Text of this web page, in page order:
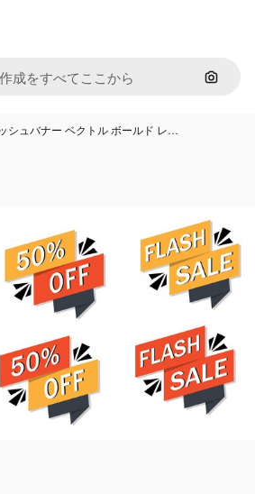
画像で
シュバナー ベクトル ボールド レ…